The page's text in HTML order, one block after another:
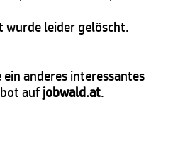
wurde leider gelöscht.
anderes interessantes
aufjobwald.at.